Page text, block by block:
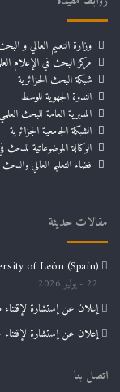
وزارة التعليم العالي و
مركز البحث في الإعلام
شبكة البحث الجزائرية
الندوة الجهوية للوسط
المديرية العامة للبحث
الشبكة الجامعية الجزائرية
الوكالة الموضوعاتية للبحث
فضاء التعليم العالي والبحث
مقالات حديثة
of León (Spain)
22 يوليو 2026
إعلان عن إستشارة
إعلان عن إستشارة لإقتناء
اتصل بنا